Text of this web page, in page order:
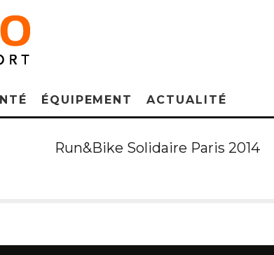
ÉQUIPEMENT ACTUALITÉ
Run&Bike Solidaire Paris 2014